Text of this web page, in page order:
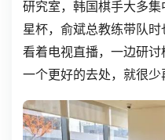
研究室，韩国棋手大多
星杯，俞斌总教练带队
看着电视直播，一边研
一个更好的去处，就很少